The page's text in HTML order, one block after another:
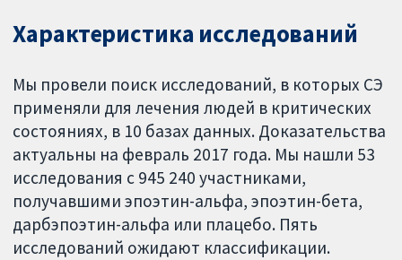
Характеристика исследований
Мы провели поиск исследований, в которых СЭ
применяли для лечения людей в критических
состояниях, в 10 базах данных. Доказательства
актуальны на февраль 2017 года. Мы нашли 53
исследования с 945 240 участниками,
получавшими эпоэтин-альфа, эпоэтин-бета,
дарбэпоэтин-альфа или плацебо. Пять
исследований ожидают классификации.